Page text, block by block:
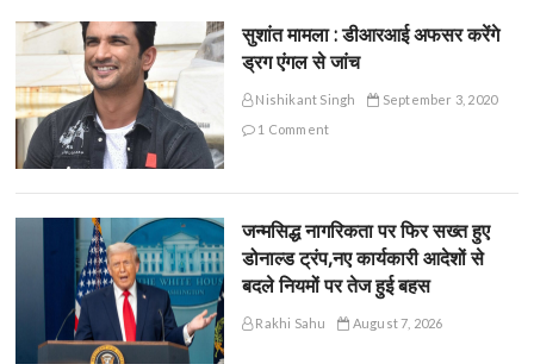
सुशांत मामला : डीआरआई अफसर करेंगे
ड्रग एंगल से जांच
Nishikant Singh
September 3, 2020
1 Comment
जन्मसिद्ध नागरिकता पर फिर सख्त हुए
डोनाल्ड ट्रंप,नए कार्यकारी आदेशों से
बदले नियमों पर तेज हुई बहस
Rakhi Sahu August 7, 2026